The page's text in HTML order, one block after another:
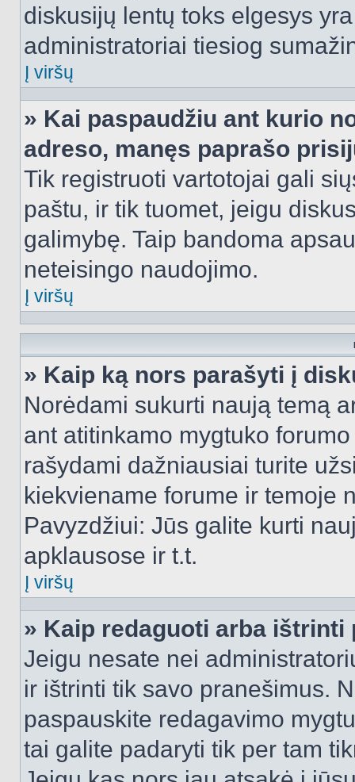
diskusijų lentų toks elgesys
administratoriai tiesiog
Į viršų
» Kai paspaudžiu ant kurio
adreso, manęs paprašo
Tik registruoti vartotojai gali
paštu, ir tik tuomet, jeigu
galimybę. Taip bandoma
neteisingo naudojimo.
Į viršų
» Kaip ką nors parašyti į
Norėdami sukurti naują temą
ant atitinkamo mygtuko
rašydami dažniausiai turite
kiekviename forume ir temoje
Pavyzdžiui: Jūs galite kurti
apklausose ir t.t.
Į viršų
» Kaip redaguoti arba ištrinti
Jeigu nesate nei
ir ištrinti tik savo pranešimus.
paspauskite redagavimo
tai galite padaryti tik per tam